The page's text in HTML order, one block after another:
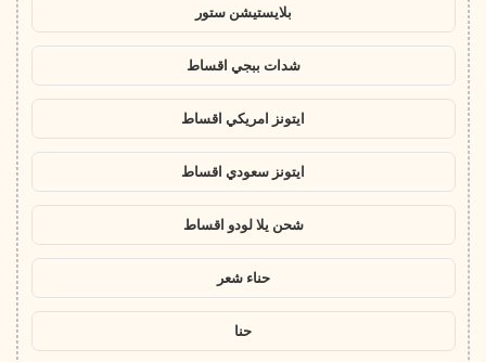
بلايستيشن ستور
شدات ببجي اقساط
ايتونز امريكي اقساط
ايتونز سعودي اقساط
شحن يلا لودو اقساط
حناء شعر
حنا